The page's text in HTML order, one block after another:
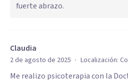
fuerte abrazo.
Claudia
2 de agosto de 2025 · Localización:
Me realizo psicoterapia con la